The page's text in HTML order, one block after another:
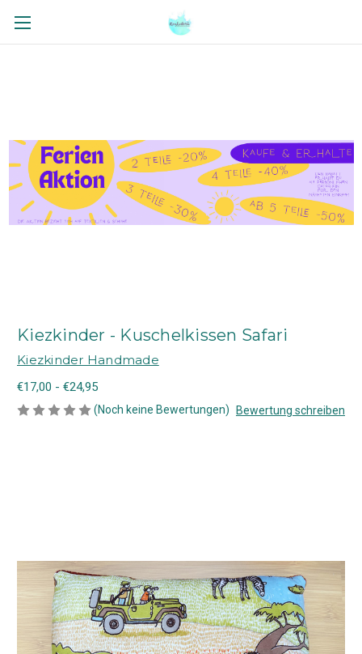
Kiezkinder - Kuschelkissen Safari
Kiezkinder Handmade
€17,00 - €24,95
(Noch keine Bewertungen) Bewertung schreiben